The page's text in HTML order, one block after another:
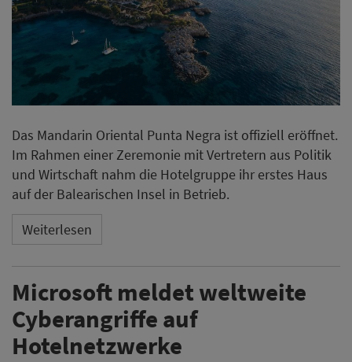
Das Mandarin Oriental Punta Negra ist offiziell eröffnet.
Im Rahmen einer Zeremonie mit Vertretern aus Politik
und Wirtschaft nahm die Hotelgruppe ihr erstes Haus
auf der Balearischen Insel in Betrieb.
Weiterlesen
Microsoft meldet weltweite
Cyberangriffe auf
Hotelnetzwerke